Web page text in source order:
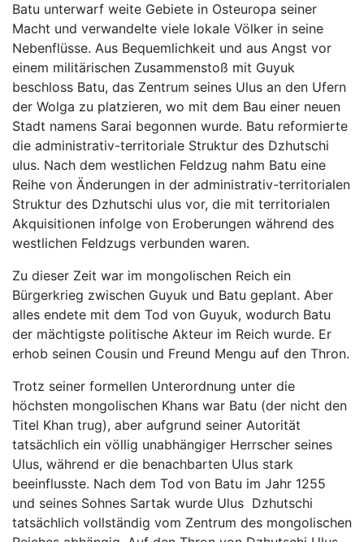
Batu unterwarf weite Gebiete in Osteuropa seiner
Macht und verwandelte viele lokale Völker in seine
Nebenflüsse. Aus Bequemlichkeit und aus Angst vor
einem militärischen Zusammenstoß mit Guyuk
beschloss Batu, das Zentrum seines Ulus an den Ufern
der Wolga zu platzieren, wo mit dem Bau einer neuen
Stadt namens Sarai begonnen wurde. Batu reformierte
die administrativ-territoriale Struktur des Dzhutschi
ulus. Nach dem westlichen Feldzug nahm Batu eine
Reihe von Änderungen in der administrativ-territorialen
Struktur des Dzhutschi ulus vor, die mit territorialen
Akquisitionen infolge von Eroberungen während des
westlichen Feldzugs verbunden waren.
Zu dieser Zeit war im mongolischen Reich ein
Bürgerkrieg zwischen Guyuk und Batu geplant. Aber
alles endete mit dem Tod von Guyuk, wodurch Batu
der mächtigste politische Akteur im Reich wurde. Er
erhob seinen Cousin und Freund Mengu auf den Thron.
Trotz seiner formellen Unterordnung unter die
höchsten mongolischen Khans war Batu (der nicht den
Titel Khan trug), aber aufgrund seiner Autorität
tatsächlich ein völlig unabhängiger Herrscher seines
Ulus, während er die benachbarten Ulus stark
beeinflusste. Nach dem Tod von Batu im Jahr 1255
und seines Sohnes Sartak wurde Ulus Dzhutschi
tatsächlich vollständig vom Zentrum des mongolischen